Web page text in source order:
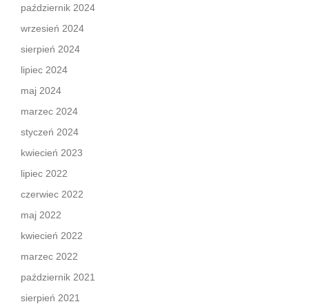
październik 2024
wrzesień 2024
sierpień 2024
lipiec 2024
maj 2024
marzec 2024
styczeń 2024
kwiecień 2023
lipiec 2022
czerwiec 2022
maj 2022
kwiecień 2022
marzec 2022
październik 2021
sierpień 2021